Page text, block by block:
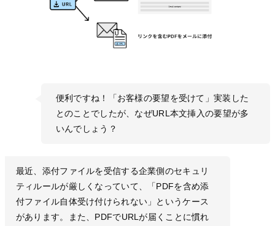
便利ですね！「お客様の要望を受けて」実装した
とのことでしたが、なぜURL本文挿入の要望が多
いんでしょう？
最近、添付ファイルを受信する企業側のセキュリ
ティルールが厳しくなっていて、「PDFを含め添
付ファイル自体受け付けられない」というケース
があります。また、PDFでURLが届くことに慣れ